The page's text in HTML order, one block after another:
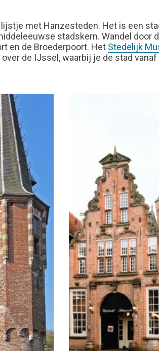
met Hanzesteden. Het is een
stadskern. Wandel
en de Broederpoort. Het Stedelijk
de IJssel, waarbij je de stad